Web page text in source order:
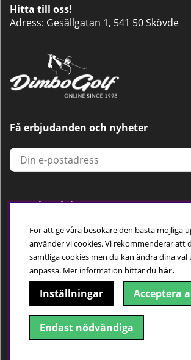
Hitta till oss!
Adress: Gesällgatan 1, 541 50 Skövde
Få erbjudanden och nyheter
Trygg betalning
Följ oss
För att ge våra besökare den bästa möjliga
använder vi cookies. Vi rekommenderar att
samtliga cookies men du kan ändra dina val
anpassa. Mer information hittar du här.
Inställningar Acceptera
Endast nödvändiga